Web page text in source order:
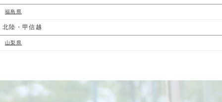
福島県
北陸・甲信越
山梨県